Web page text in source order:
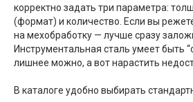
корректно задать три параметра:
(формат) и количество. Если вы
на мехобработку — лучше сразу
Инструментальная сталь умеет быть
лишнее можно, а вот нарастить
В каталоге удобно выбирать